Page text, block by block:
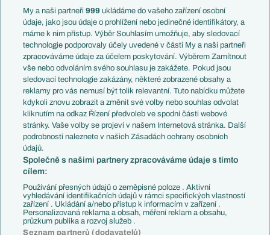
Témata
Představení týmů MS
EuroSkauting
PL v kostce
Evropské koeficienty
Přestupy
Přestupové spekulace
Zranění
Kluby
Arsenal FC
Chelsea FC
Manchester United
AC Milán
Juventus FC
Bayern Mnichov
FC Barcelona
Real Madrid
Francie
Itálie
Německo
Španělsko
Argentina
Brazílie
Přestupy
Zápasy
Livescore
Tipovací soutěž
My a naši partneři999 ukládáme do vašeho zařízení osobní
údaje, jako jsou údaje o prohlížení nebo jedinečné identifikátory, a
máme k nim přístup. Výběr Souhlasím umožňuje, aby sledovací
technologie podporovaly účely uvedené v části My a naši partneři
zpracováváme údaje za účelem poskytování. Výběrem Zamítnout
vše nebo odvoláním svého souhlasu je zakážete. Pokud jsou
sledovací technologie zakázány, některé zobrazené obsahy a
reklamy pro vás nemusí být tolik relevantní. Tuto nabídku můžete
kdykoli znovu zobrazit a změnit své volby nebo souhlas odvolat
kliknutím na odkaz Řízení předvoleb ve spodní části webové
stránky. Vaše volby se projeví v našem Internetová stránka. Další
podrobnosti naleznete v našich Zásadách ochrany osobních
údajů.
Společně s našimi partnery zpracováváme údaje s tímto
cílem:
Používání přesných údajů o zeměpisné poloze . Aktivní
vyhledávání identifikačních údajů v rámci specifických vlastností
zařízení . Ukládání a/nebo přístup k informacím v zařízení .
Personalizovaná reklama a obsah, měření reklam a obsahu,
průzkum publika a rozvoj služeb .
Seznam partnerů (dodavatelů)